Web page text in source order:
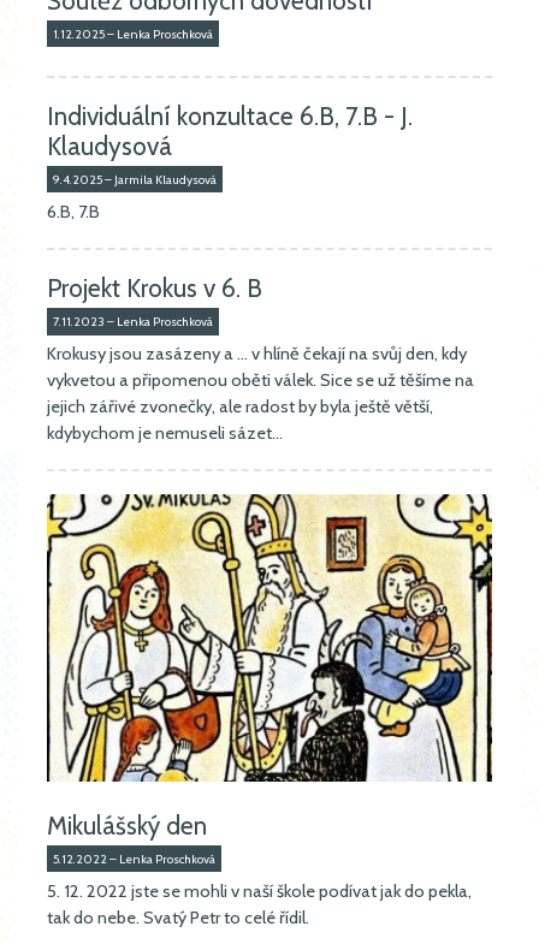
1.12.2025 – Lenka Proschková
Individuální konzultace 6.B, 7.B - J.
Klaudysová
9.4.2025 – Jarmila Klaudysová
6.B, 7.B
Projekt Krokus v 6. B
7.11.2023 – Lenka Proschková
Krokusy jsou zasázeny a ... v hlíně čekají na svůj den, kdy
vykvetou a připomenou oběti válek. Sice se už těšíme na
jejich zářivé zvonečky, ale radost by byla ještě větší,
kdybychom je nemuseli sázet…
Mikulášský den
5.12.2022 – Lenka Proschková
5. 12. 2022 jste se mohli v naší škole podívat jak do pekla,
tak do nebe. Svatý Petr to celé řídil.